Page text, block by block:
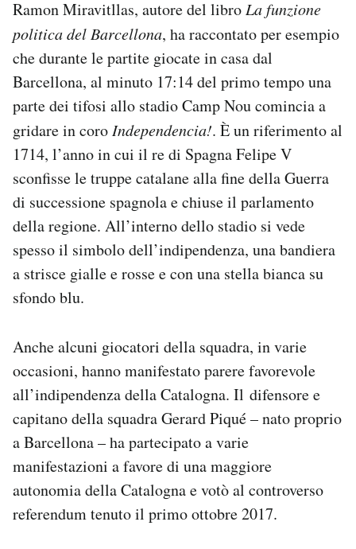
Ramon Miravitllas, autore del libro La funzione
politica del Barcellona, ha raccontato per esempio
che durante le partite giocate in casa dal
Barcellona, al minuto 17:14 del primo tempo una
parte dei tifosi allo stadio Camp Nou comincia a
gridare in coro Independencia!. È un riferimento al
1714, l’anno in cui il re di Spagna Felipe V
sconfisse le truppe catalane alla fine della Guerra
di successione spagnola e chiuse il parlamento
della regione. All’interno dello stadio si vede
spesso il simbolo dell’indipendenza, una bandiera
a strisce gialle e rosse e con una stella bianca su
sfondo blu.
Anche alcuni giocatori della squadra, in varie
occasioni, hanno manifestato parere favorevole
all’indipendenza della Catalogna. Il difensore e
capitano della squadra Gerard Piqué – nato proprio
a Barcellona – ha partecipato a varie
manifestazioni a favore di una maggiore
autonomia della Catalogna e votò al controverso
referendum tenuto il primo ottobre 2017.